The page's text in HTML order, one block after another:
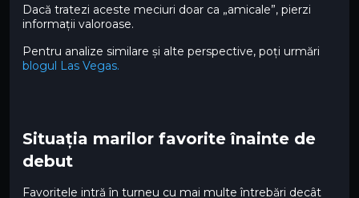
Dacă tratezi aceste meciuri doar ca „amicale”, pierzi
informații valoroase.
Pentru analize similare și alte perspective, poți urmări
blogul Las Vegas.
Situația marilor favorite înainte de
debut
Favoritele intră în turneu cu mai multe întrebări decât